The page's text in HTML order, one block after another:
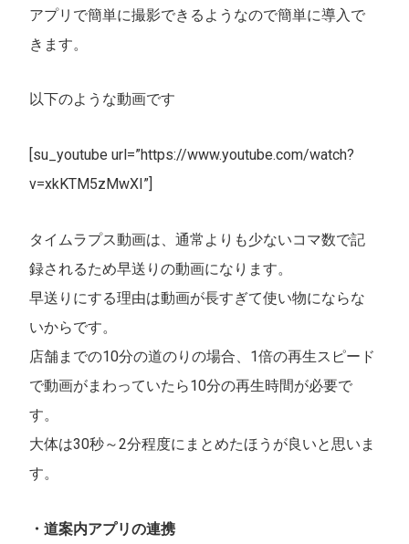
アプリで簡単に撮影できるようなので簡単に導入で
きます。
以下のような動画です
[su_youtube url=”https://www.youtube.com/watch?
v=xkKTM5zMwXI”]
タイムラプス動画は、通常よりも少ないコマ数で記
録されるため早送りの動画になります。
早送りにする理由は動画が長すぎて使い物にならな
いからです。
店舗までの10分の道のりの場合、1倍の再生スピード
で動画がまわっていたら10分の再生時間が必要で
す。
大体は30秒～2分程度にまとめたほうが良いと思いま
す。
・道案内アプリの連携